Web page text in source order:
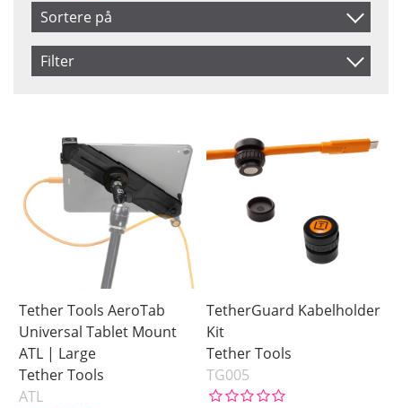
Sortere på
Artikelkod
Filter
Pris
Snart på lager
Tether Tools AeroTab
Universal Tablet Mount
ATL | Large
Tether Tools
ATL
TetherGuard Kabelholder
Kit
Tether Tools
TG005